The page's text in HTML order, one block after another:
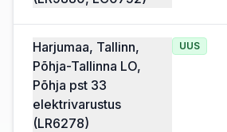
Harjumaa, Tallinn,
Põhja-Tallinna LO,
Põhja pst 33
elektrivarustus
(LR6278)
UUS